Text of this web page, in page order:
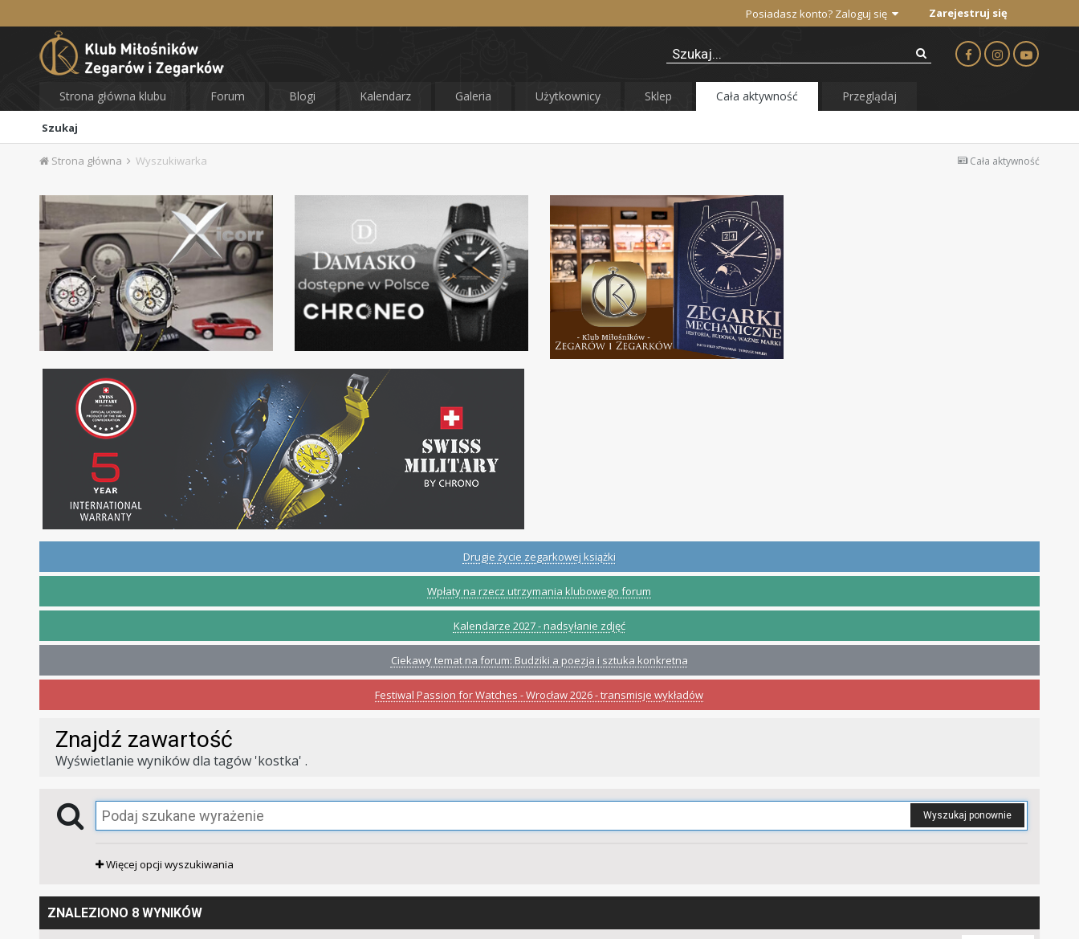
Posiadasz konto? Zaloguj się Zarejestruj się
Strona główna klubu Forum Blogi Kalendarz Galeria Użytkownicy Sklep Cała aktywność
Szukaj
Przeglądaj
Cała aktywność
Strona główna Wyszukiwarka
Drugie życie zegarkowej książki
Wpłaty na rzecz utrzymania klubowego forum
Kalendarze 2027 - nadsyłanie zdjęć
Ciekawy temat na forum: Budziki a poezja i sztuka konkretna
Festiwal Passion for Watches - Wrocław 2026 - transmisje wykładów
Znajdź zawartość
Wyświetlanie wyników dla tagów 'kostka' .
Wyszukaj ponownie
Więcej opcji wyszukiwania
ZNALEZIONO 8 WYNIKÓW